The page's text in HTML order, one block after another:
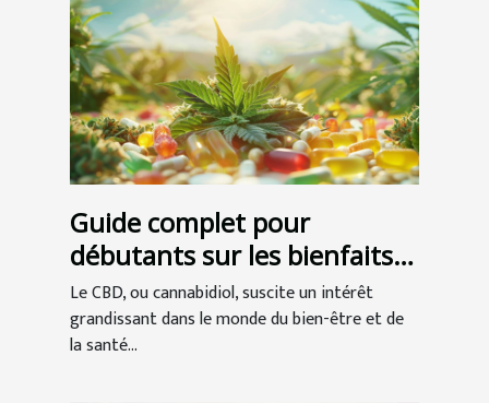
Guide complet pour
débutants sur les bienfaits
du CBD
Le CBD, ou cannabidiol, suscite un intérêt
grandissant dans le monde du bien-être et de
la santé...